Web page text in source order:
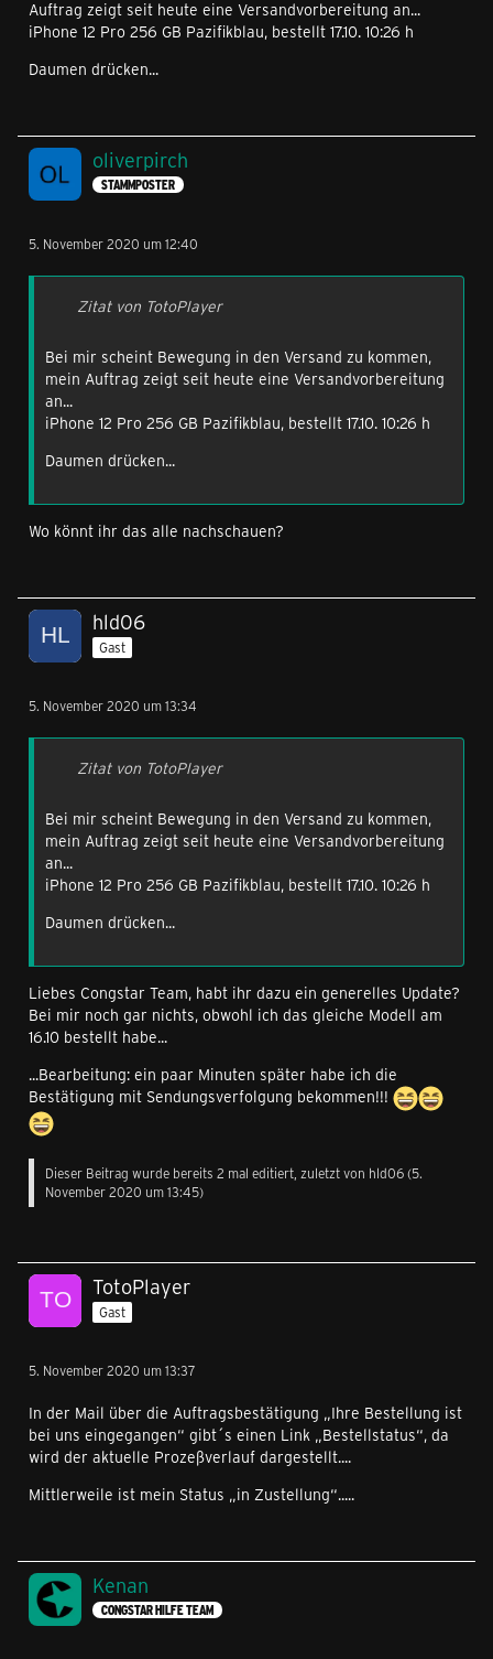
Auftrag zeigt seit heute eine Versandvorbereitung an...
iPhone 12 Pro 256 GB Pazifikblau, bestellt 17.10. 10:26 h
Daumen drücken...
oliverpirch
STAMMPOSTER
5. November 2020 um 12:40
Zitat von TotoPlayer
Bei mir scheint Bewegung in den Versand zu kommen,
mein Auftrag zeigt seit heute eine Versandvorbereitung
an...
iPhone 12 Pro 256 GB Pazifikblau, bestellt 17.10. 10:26 h
Daumen drücken...
Wo könnt ihr das alle nachschauen?
hld06
Gast
5. November 2020 um 13:34
Zitat von TotoPlayer
Bei mir scheint Bewegung in den Versand zu kommen,
mein Auftrag zeigt seit heute eine Versandvorbereitung
an...
iPhone 12 Pro 256 GB Pazifikblau, bestellt 17.10. 10:26 h
Daumen drücken...
Liebes Congstar Team, habt ihr dazu ein generelles Update?
Bei mir noch gar nichts, obwohl ich das gleiche Modell am
16.10 bestellt habe...
...Bearbeitung: ein paar Minuten später habe ich die
Bestätigung mit Sendungsverfolgung bekommen!!!
Dieser Beitrag wurde bereits 2 mal editiert, zuletzt von hld06 (5.
November 2020 um 13:45)
TotoPlayer
Gast
5. November 2020 um 13:37
In der Mail über die Auftragsbestätigung „Ihre Bestellung ist
bei uns eingegangen“ gibt´s einen Link „Bestellstatus“, da
wird der aktuelle Prozeßverlauf dargestellt....
Mittlerweile ist mein Status „in Zustellung“.....
Kenan
CONGSTAR HILFE TEAM